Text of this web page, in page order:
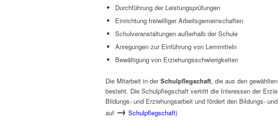
Durchführung der Leistungsprüfungen
Einrichtung freiwilliger Arbeitsgemeinschaften
Schulveranstaltungen außerhalb der Schule
Anregungen zur Einführung von Lernmitteln
Bewältigung von Erziehungsschwierigkeiten
Die Mitarbeit in derSchulpflegschaft, die aus den
besteht. Die Schulpflegschaft vertritt die Interessen der
Bildungs- und Erziehungsarbeit und fördert den Bildungs-
auf → Schulpflegschaft)